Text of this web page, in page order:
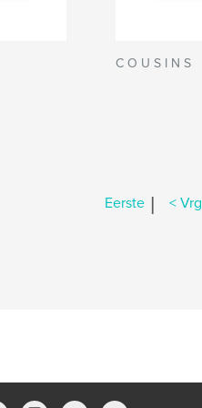
C O U S I N S
Eerste | < Vrg